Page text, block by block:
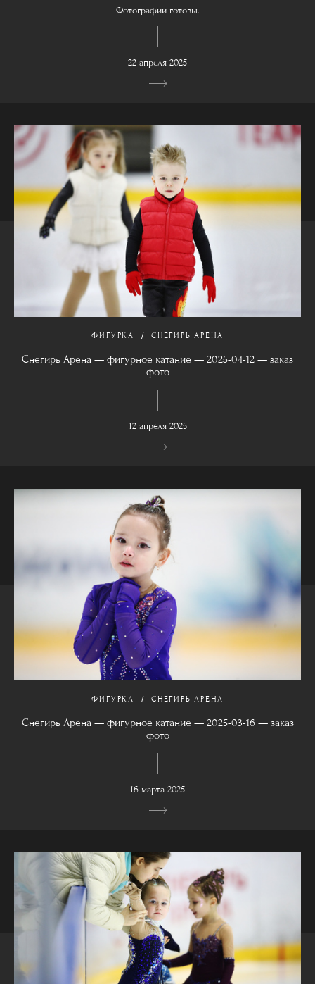
Фотографии готовы.
22 апреля 2025
ФИГУРКА СНЕГИРЬ АРЕНА
Снегирь Арена — фигурное катание — 2025-04-12 — заказ
фото
12 апреля 2025
ФИГУРКА СНЕГИРЬ АРЕНА
Снегирь Арена — фигурное катание — 2025-03-16 — заказ
фото
16 марта 2025